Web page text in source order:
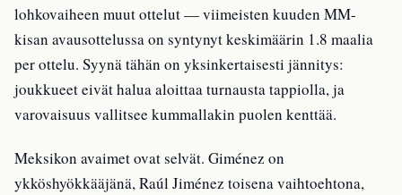
lohkovaiheen muut ottelut — viimeisten kuuden MM-
kisan avausottelussa on syntynyt keskimäärin 1.8 maalia
per ottelu. Syynä tähän on yksinkertaisesti jännitys:
joukkueet eivät halua aloittaa turnausta tappiolla, ja
varovaisuus vallitsee kummallakin puolen kenttää.
Meksikon avaimet ovat selvät. Giménez on
ykköshyökkääjänä, Raúl Jiménez toisena vaihtoehtona,